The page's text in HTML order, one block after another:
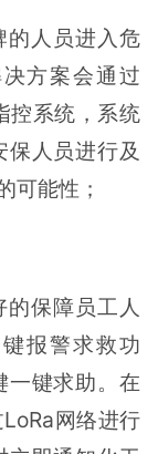
的人员进入危
方案会通过
控系统，系统
人员进行及
可能性；
保障员工人
报警求救功
一键求助。在
网络进行